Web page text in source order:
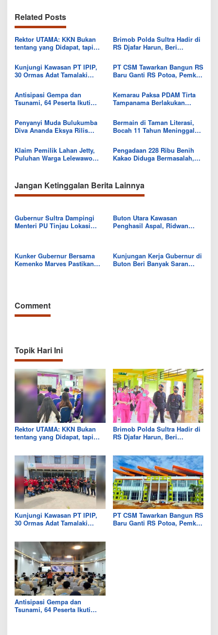
Related Posts
Rektor UTAMA: KKN Bukan
tentang yang Didapat, tapi
Diberikan
Brimob Polda Sultra Hadir di
RS Djafar Harun, Beri
untuk Pasien
Kunjungi Kawasan PT IPIP,
30 Ormas Adat Tamalaki
Bumi Mekongga
PT CSM Tawarkan Bangun RS
Baru Ganti RS Potoa, Pemkab
Aset
Antisipasi Gempa dan
Tsunami, 64 Peserta Ikuti
Kolaka Utara
Kemarau Paksa PDAM Tirta
Tampanama Berlakukan
IKK Wawo
Penyanyi Muda Bulukumba
Diva Ananda Eksya Rilis
Eksistensi Musik Bugis
Bermain di Taman Literasi,
Bocah 11 Tahun Meninggal
Klaim Pemilik Lahan Jetty,
Puluhan Warga Lelewawo
Pengadaan 228 Ribu Benih
Kakao Diduga Bermasalah,
Jangan Ketinggalan Berita Lainnya
Gubernur Sultra Dampingi
Menteri PU Tinjau Lokasi
Buton Utara Kawasan
Penghasil Aspal, Ridwan
Kunker Gubernur Bersama
Kemenko Marves Pastikan
Kunjungan Kerja Gubernur di
Buton Beri Banyak Saran
Comment
Topik Hari Ini
Rektor UTAMA: KKN Bukan
tentang yang Didapat, tapi
Brimob Polda Sultra Hadir di
RS Djafar Harun, Beri
Kunjungi Kawasan PT IPIP,
30 Ormas Adat Tamalaki
PT CSM Tawarkan Bangun RS
Baru Ganti RS Potoa, Pemkab
Antisipasi Gempa dan
Tsunami, 64 Peserta Ikuti